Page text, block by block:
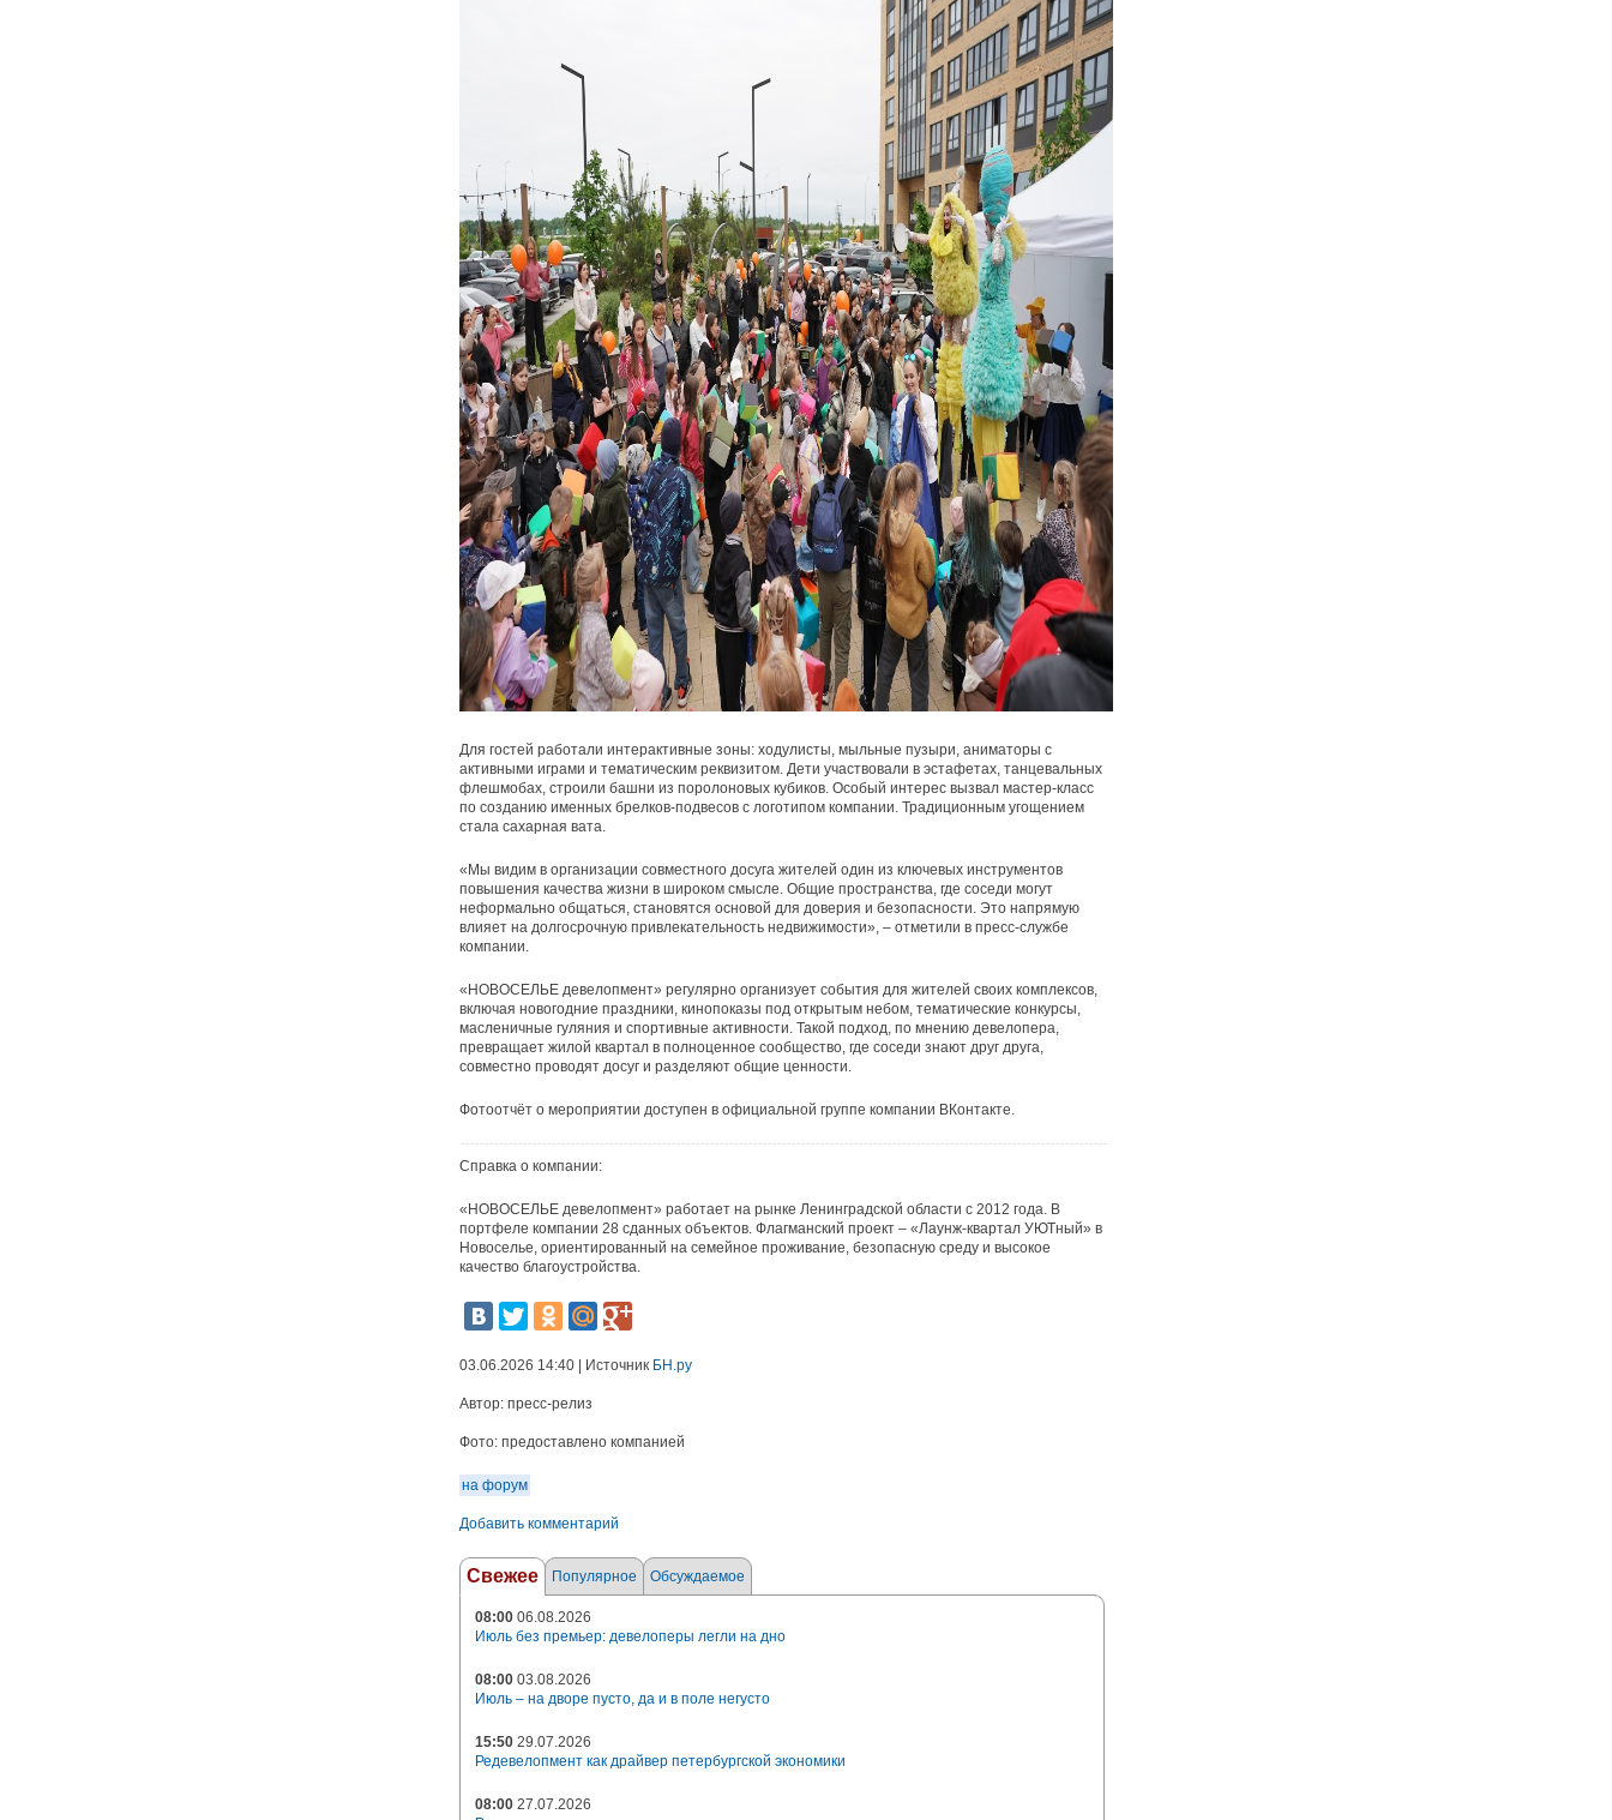
Для гостей работали интерактивные зоны: ходулисты, мыльные пузыри, аниматоры с
активными играми и тематическим реквизитом. Дети участвовали в эстафетах, танцевальных
флешмобах, строили башни из поролоновых кубиков. Особый интерес вызвал мастер-класс
по созданию именных брелков-подвесов с логотипом компании. Традиционным угощением
стала сахарная вата.
«Мы видим в организации совместного досуга жителей один из ключевых инструментов
повышения качества жизни в широком смысле. Общие пространства, где соседи могут
неформально общаться, становятся основой для доверия и безопасности. Это напрямую
влияет на долгосрочную привлекательность недвижимости», – отметили в пресс-службе
компании.
«НОВОСЕЛЬЕ девелопмент» регулярно организует события для жителей своих комплексов,
включая новогодние праздники, кинопоказы под открытым небом, тематические конкурсы,
масленичные гуляния и спортивные активности. Такой подход, по мнению девелопера,
превращает жилой квартал в полноценное сообщество, где соседи знают друг друга,
совместно проводят досуг и разделяют общие ценности.
Фотоотчёт о мероприятии доступен в официальной группе компании ВКонтакте.
Справка о компании:
«НОВОСЕЛЬЕ девелопмент» работает на рынке Ленинградской области с 2012 года. В
портфеле компании 28 сданных объектов. Флагманский проект – «Лаунж-квартал УЮТный» в
Новоселье, ориентированный на семейное проживание, безопасную среду и высокое
качество благоустройства.
03.06.2026 14:40 | Источник БН.ру
Автор: пресс-релиз
Фото: предоставлено компанией
на форум
Добавить комментарий
Свежее Популярное Обсуждаемое
08:00 06.08.2026
Июль без премьер: девелоперы легли на дно
08:00 03.08.2026
Июль – на дворе пусто, да и в поле негусто
15:50 29.07.2026
Редевелопмент как драйвер петербургской экономики
08:00 27.07.2026